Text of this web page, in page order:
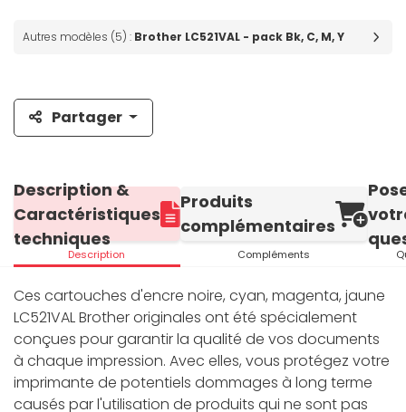
Autres modèles (5) : Brother LC521VAL - pack Bk, C, M, Y
Partager
Description &
Caractéristiques
techniques
Description
Produits
complémentaires
Compléments
Ces cartouches d'encre noire, cyan, magenta, jaune
LC521VAL Brother originales ont été spécialement
conçues pour garantir la qualité de vos documents
à chaque impression. Avec elles, vous protégez votre
imprimante de potentiels dommages à long terme
causés par l'utilisation de produits qui ne sont pas